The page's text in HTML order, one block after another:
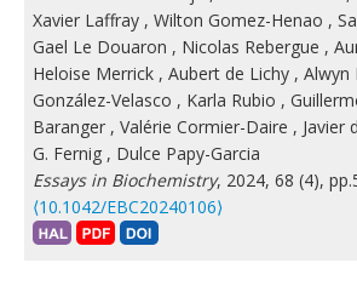
Xavier Laffray , Wilton Gomez-Henao ,
Gael Le Douaron , Nicolas Rebergue ,
Heloise Merrick , Aubert de Lichy , Alwyn
González-Velasco , Karla Rubio ,
Baranger , Valérie Cormier-Daire , Javier
G. Fernig , Dulce Papy-Garcia
Essays in Biochemistry, 2024, 68 (4),
⟨10.1042/EBC20240106⟩